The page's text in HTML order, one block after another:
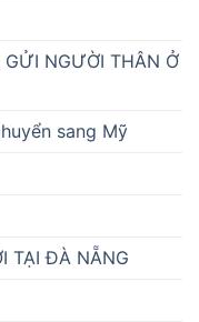
GỬI NGƯỜI THÂN Ở
sang Mỹ
TẠI ĐÀ NẴNG